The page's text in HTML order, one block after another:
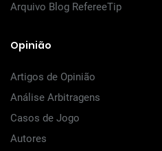
Arquivo Blog RefereeTip
Opinião
Artigos de Opinião
Análise Arbitragens
Casos de Jogo
Autores